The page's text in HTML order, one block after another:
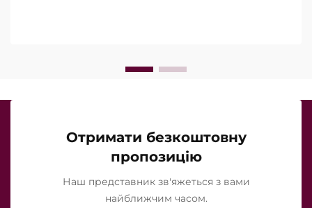
Отримати безкоштовну
пропозицію
Наш представник зв'яжеться з вами
найближчим часом.